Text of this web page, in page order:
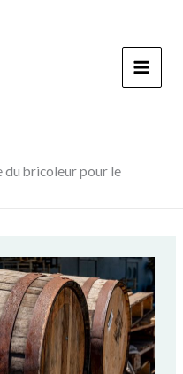
du bricoleur pour le